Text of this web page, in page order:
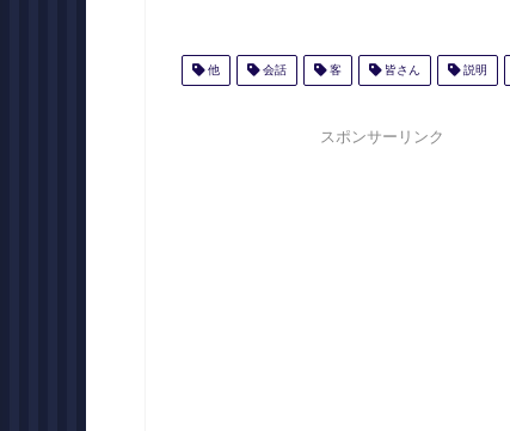
他 会話 客 皆さん 説明
スポンサーリンク